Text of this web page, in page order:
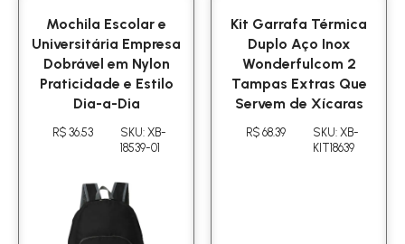
Mochila Escolar e
Universitária Empresa
Dobrável em Nylon
Praticidade e Estilo
Dia-a-Dia
R$ 36.53
SKU: XB-
18539-01
Kit Garrafa Térmica
Duplo Aço Inox
Wonderfulcom 2
Tampas Extras Que
Servem de Xícaras
R$ 68.39
SKU: XB-
KIT18639